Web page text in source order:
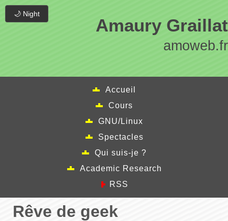
🌙 Night
Amaury Graillat
amoweb.fr
Accueil
Cours
GNU/Linux
Spectacles
Qui suis-je ?
Academic Research
RSS
Rêve de geek